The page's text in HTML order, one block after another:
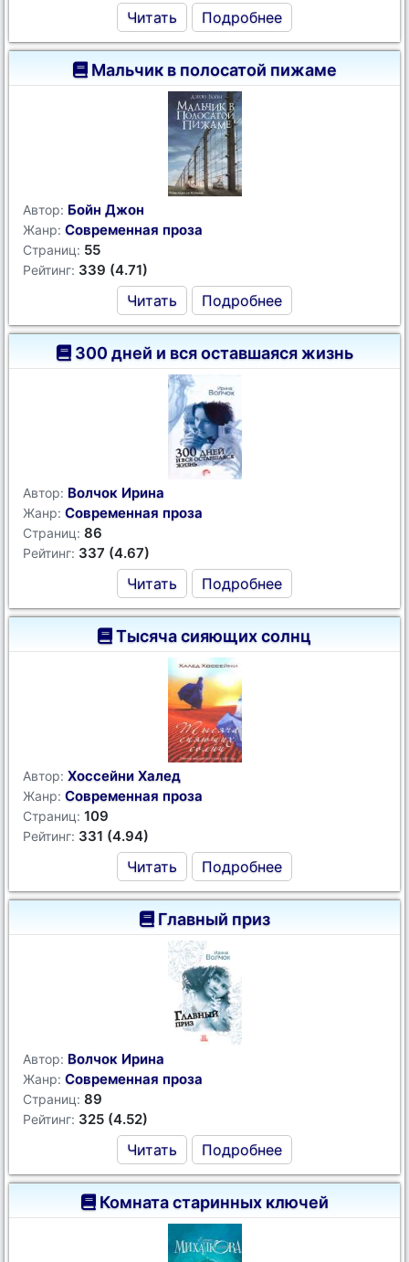
Читать Подробнее
Мальчик в полосатой пижаме
Автор: Бойн Джон
Жанр: Современная проза
Страниц: 55
Рейтинг: 339 (4.71)
Читать Подробнее
300 дней и вся оставшаяся жизнь
Автор: Волчок Ирина
Жанр: Современная проза
Страниц: 86
Рейтинг: 337 (4.67)
Читать Подробнее
Тысяча сияющих солнц
Автор: Хоссейни Халед
Жанр: Современная проза
Страниц: 109
Рейтинг: 331 (4.94)
Читать Подробнее
Главный приз
Автор: Волчок Ирина
Жанр: Современная проза
Страниц: 89
Рейтинг: 325 (4.52)
Читать Подробнее
Комната старинных ключей